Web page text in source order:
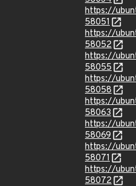
https://
58051
https://
58052
https://
58055
https://
58058
https://
58063
https://
58069
https://
58071
https://
58072